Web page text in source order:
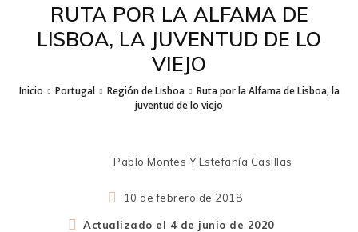
RUTA POR LA ALFAMA DE
LISBOA, LA JUVENTUD DE LO
VIEJO
Inicio Portugal Región de Lisboa
Ruta por la Alfama de Lisboa, la
juventud de lo viejo
Pablo Montes Y Estefanía Casillas
10 de febrero de 2018
Actualizado el 4 de junio de 2020